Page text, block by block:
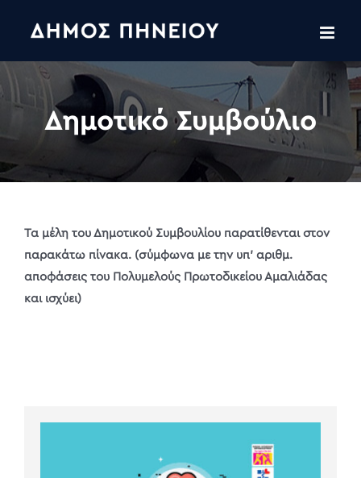
Δημοτικό Συμβούλιο
Τα μέλη του Δημοτικού Συμβουλίου παρατίθενται στον
παρακάτω πίνακα. (σύμφωνα με την υπ’ αριθμ.
αποφάσεις του Πολυμελούς Πρωτοδικείου Αμαλιάδας
και ισχύει)